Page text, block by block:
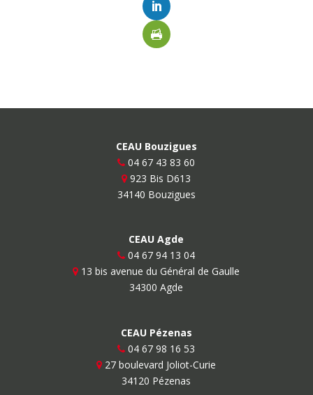
CEAU Bouzigues
04 67 43 83 60
923 Bis D613
34140 Bouzigues
CEAU Agde
04 67 94 13 04
13 bis avenue du Général de Gaulle
34300 Agde
CEAU Pézenas
04 67 98 16 53
27 boulevard Joliot-Curie
34120 Pézenas